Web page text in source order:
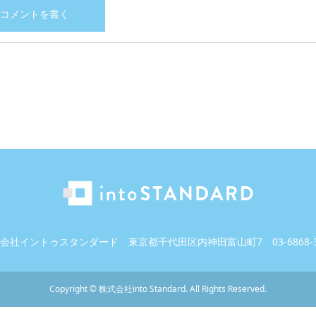
社イントゥスタンダード 東京都千代田区内神田富山町7 03-6868-
Copyright©株式会社into Standard. All Rights Reserved.